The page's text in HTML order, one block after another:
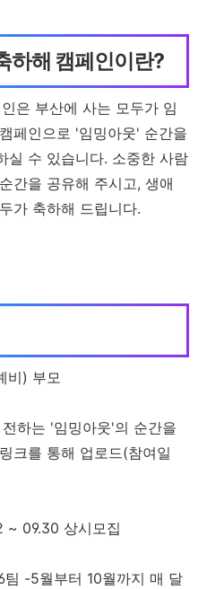
하해 캠페인이란?
은 부산에 사는 모두가 임
페인으로 '임밍아웃' 순간을
실 수 있습니다. 소중한 사람
간을 공유해 주시고, 생애
가 축하해 드립니다.
비) 부모
하는 '임밍아웃'의 순간을
크를 통해 업로드(참여일
09.30 상시모집
-5월부터 10월까지 매 달